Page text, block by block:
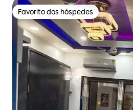
Favorito dos hóspedes
Favorito dos hóspedes